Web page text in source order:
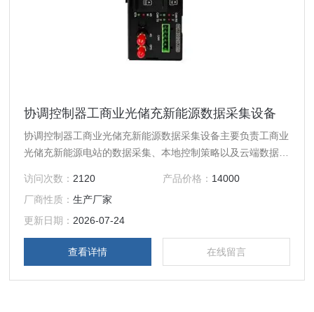
协调控制器工商业光储充新能源数据采集设备
协调控制器工商业光储充新能源数据采集设备主要负责工商业
光储充新能源电站的数据采集、本地控制策略以及云端数据的
光伏逆变器、储能等设备接入。支持ModbusRTU、
ModbuSTCP、IEC60870-5-101、IEC60870-5-103、
IEC60870-5-104、MQTT等通信规约，可实现云边协同
访问次数： 2120 产品价格： 14000
厂商性质：生产厂家
更新日期： 2026-07-24
查看详情 在线留言